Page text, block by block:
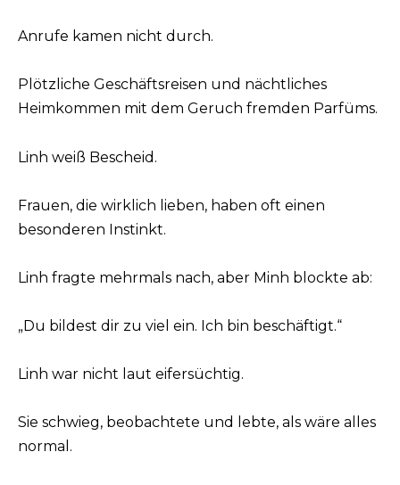
Anrufe kamen nicht durch.
Plötzliche Geschäftsreisen und nächtliches
Heimkommen mit dem Geruch fremden Parfüms.
Linh weiß Bescheid.
Frauen, die wirklich lieben, haben oft einen
besonderen Instinkt.
Linh fragte mehrmals nach, aber Minh blockte ab:
„Du bildest dir zu viel ein. Ich bin beschäftigt.“
Linh war nicht laut eifersüchtig.
Sie schwieg, beobachtete und lebte, als wäre alles
normal.